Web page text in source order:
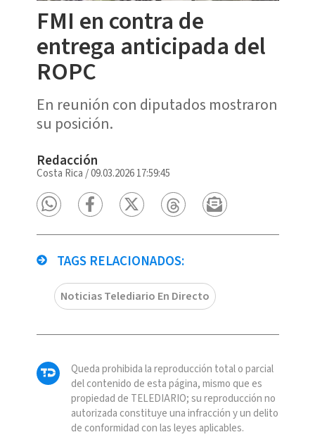
FMI en contra de
entrega anticipada del
ROPC
En reunión con diputados mostraron
su posición.
Redacción
Costa Rica /09.03.2026 17:59:45
TAGS RELACIONADOS:
Noticias Telediario En Directo
Queda prohibida la reproducción total o parcial
del contenido de esta página, mismo que es
propiedad de TELEDIARIO; su reproducción no
autorizada constituye una infracción y un delito
de conformidad con las leyes aplicables.